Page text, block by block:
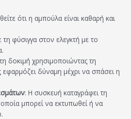
ότι η αμπούλα είναι καθαρή και
τη φύσιγγα στον ελεγκτή με το
δοκιμή χρησιμοποιώντας τη
εφαρμόζει δύναμη μέχρι να σπάσει η
: Η συσκευή καταγράφει τη
μπορεί να εκτυπωθεί ή να